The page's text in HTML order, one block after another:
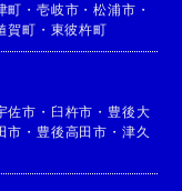
町 ・ 壱岐市 ・松浦市 ・
賀町 ・ 東彼杵町
佐市 ・ 臼杵市 ・ 豊後大
市 ・ 豊後高田市 ・ 津久